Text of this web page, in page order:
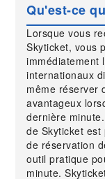
Qu'est-ce
Lorsque vous
Skyticket, vous
immédiatement
internationaux
même réserver
avantageux
dernière
de Skyticket
de réservation
outil pratique
minute.